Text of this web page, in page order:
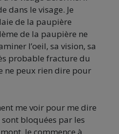
dans le visage. Je
de la paupière
de la paupière ne
l’oeil, sa vision, sa
probable fracture du
ne peux rien dire pour
me voir pour me dire
bloquées par les